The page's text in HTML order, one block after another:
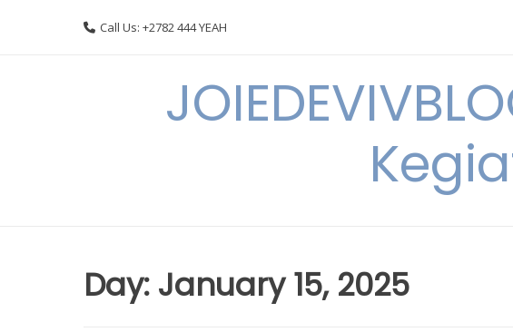
Call Us: +2782 444 YEAH
Day: January 15, 2025